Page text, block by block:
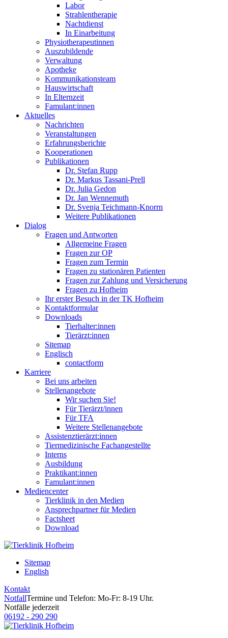
Labor
Strahlentherapie
Nachtdienst
In Einarbeitung
Physiotherapeutinnen
Auszubildende
Verwaltung
Apotheke
Kommunikationsteam
Hauswirtschaft
In Elternzeit
Famulant:innen
Aktuelles
Nachrichten
Veranstaltungen
Erfahrungsberichte
Kooperationen
Publikationen
Dr. Stefan Rupp
Dr. Markus Tassani-Prell
Dr. Julia Gedon
Dr. Jan Wennemuth
Dr. Svenja Teichmann-Knorrn
Weitere Publikationen
Dialog
Fragen und Antworten
Allgemeine Fragen
Fragen zur OP
Fragen zum Termin
Fragen zu stationären Patienten
Fragen zur Zahlung und Versicherung
Fragen zu Hofheim
Ihr erster Besuch in der TK Hofheim
Kontaktformular
Downloads
Tierhalter:innen
Tierärzt:innen
Sitemap
Englisch
contactform
Karriere
Bei uns arbeiten
Stellenangebote
Wir suchen Sie!
Für Tierärzt/innen
Für TFA
Weitere Stellenangebote
Assistenztierärzt:innen
Tiermedizinische Fachangestellte
Interns
Ausbildung
Praktikant:innen
Famulant:innen
Mediencenter
Tierklinik in den Medien
Ansprechpartner für Medien
Factsheet
Download
Sitemap
English
Kontakt
NotfallTermine und Telefon: Mo-Fr: 8-19 Uhr.
Notfälle jederzeit
06192 - 290 290